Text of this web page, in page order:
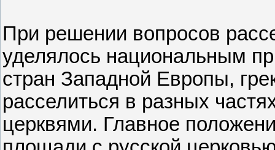
При решении вопросов
уделялось национальным
стран Западной Европы,
расселиться в разных
церквями. Главное